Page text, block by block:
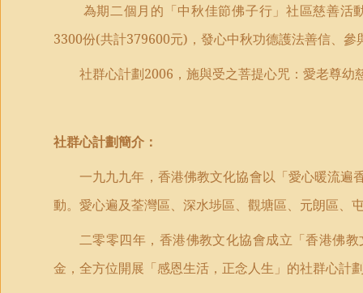
為期二個月的「中秋佳節佛子行」社區慈善活
3300份(共計379600元) ，發心中秋功德護法善信、
社群心計劃2006 ，施與受之菩提心咒：愛老尊
社群心計劃簡介：
一九九九年，香港佛教文化協會以「愛心暖流
動。愛心遍及荃灣區、深水埗區、觀塘區、元朗區、
二零零四年，香港佛教文化協會成立「香港佛
金，全方位開展「感恩生活，正念人生」的社群心計